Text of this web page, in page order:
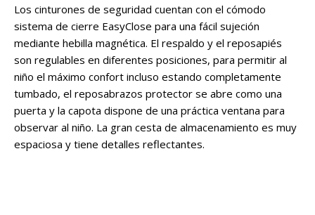
Los cinturones de seguridad cuentan con el cómodo
sistema de cierre EasyClose para una fácil sujeción
mediante hebilla magnética. El respaldo y el reposapiés
son regulables en diferentes posiciones, para permitir al
niño el máximo confort incluso estando completamente
tumbado, el reposabrazos protector se abre como una
puerta y la capota dispone de una práctica ventana para
observar al niño. La gran cesta de almacenamiento es muy
espaciosa y tiene detalles reflectantes.